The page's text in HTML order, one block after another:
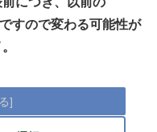
すので変わる可能性が